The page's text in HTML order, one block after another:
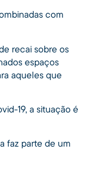
com
recai sobre os
espaços
aqueles que
19, a situação é
faz parte de um